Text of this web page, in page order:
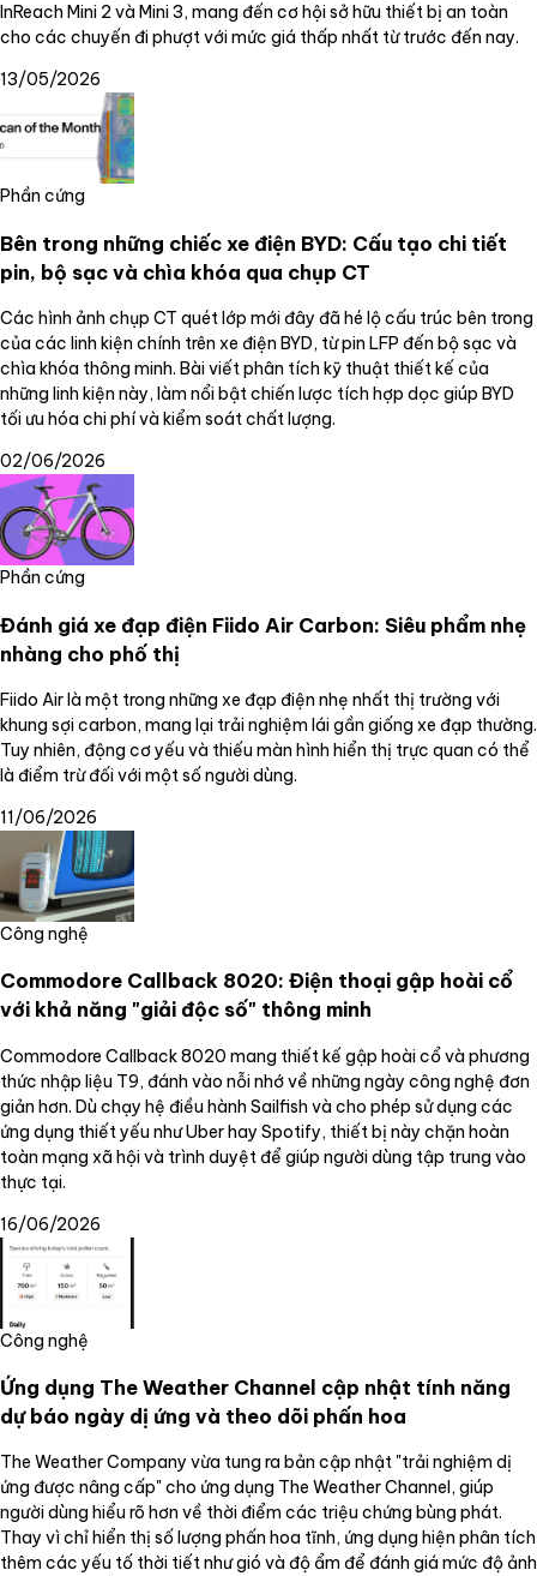
InReach Mini 2 và Mini 3, mang đến cơ hội sở hữu thiết bị an toàn
cho các chuyến đi phượt với mức giá thấp nhất từ trước đến nay.
13/05/2026
Phần cứng
Bên trong những chiếc xe điện BYD: Cấu tạo chi tiết
pin, bộ sạc và chìa khóa qua chụp CT
Các hình ảnh chụp CT quét lớp mới đây đã hé lộ cấu trúc bên trong
của các linh kiện chính trên xe điện BYD, từ pin LFP đến bộ sạc và
chìa khóa thông minh. Bài viết phân tích kỹ thuật thiết kế của
những linh kiện này, làm nổi bật chiến lược tích hợp dọc giúp BYD
tối ưu hóa chi phí và kiểm soát chất lượng.
02/06/2026
Phần cứng
Đánh giá xe đạp điện Fiido Air Carbon: Siêu phẩm nhẹ
nhàng cho phố thị
Fiido Air là một trong những xe đạp điện nhẹ nhất thị trường với
khung sợi carbon, mang lại trải nghiệm lái gần giống xe đạp thường.
Tuy nhiên, động cơ yếu và thiếu màn hình hiển thị trực quan có thể
là điểm trừ đối với một số người dùng.
11/06/2026
Công nghệ
Commodore Callback 8020: Điện thoại gập hoài cổ
với khả năng "giải độc số" thông minh
Commodore Callback 8020 mang thiết kế gập hoài cổ và phương
thức nhập liệu T9, đánh vào nỗi nhớ về những ngày công nghệ đơn
giản hơn. Dù chạy hệ điều hành Sailfish và cho phép sử dụng các
ứng dụng thiết yếu như Uber hay Spotify, thiết bị này chặn hoàn
toàn mạng xã hội và trình duyệt để giúp người dùng tập trung vào
thực tại.
16/06/2026
Công nghệ
Ứng dụng The Weather Channel cập nhật tính năng
dự báo ngày dị ứng và theo dõi phấn hoa
The Weather Company vừa tung ra bản cập nhật "trải nghiệm dị
ứng được nâng cấp" cho ứng dụng The Weather Channel, giúp
người dùng hiểu rõ hơn về thời điểm các triệu chứng bùng phát.
Thay vì chỉ hiển thị số lượng phấn hoa tĩnh, ứng dụng hiện phân tích
thêm các yếu tố thời tiết như gió và độ ẩm để đánh giá mức độ ảnh